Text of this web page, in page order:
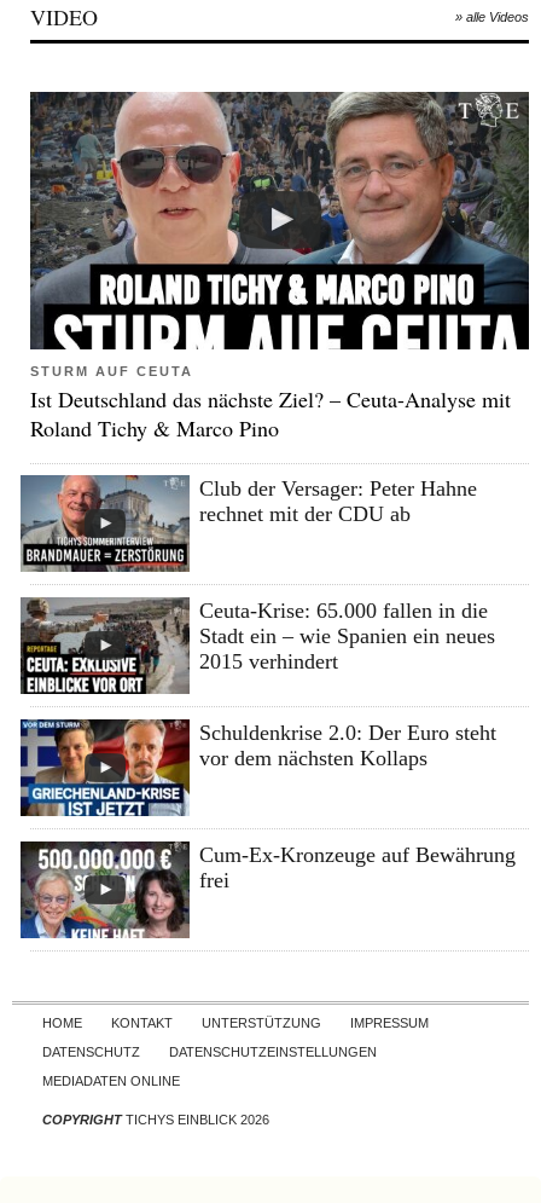
VIDEO » alle Videos
STURM AUF CEUTA
Ist Deutschland das nächste Ziel? – Ceuta-Analyse mit
Roland Tichy & Marco Pino
Club der Versager: Peter Hahne
rechnet mit der CDU ab
Ceuta-Krise: 65.000 fallen in die
Stadt ein – wie Spanien ein neues
2015 verhindert
Schuldenkrise 2.0: Der Euro steht
vor dem nächsten Kollaps
Cum-Ex-Kronzeuge auf Bewährung
frei
Skip to content
HOME KONTAKT UNTERSTÜTZUNG
IMPRESSUM
DATENSCHUTZ
DATENSCHUTZEINSTELLUNGEN
MEDIADATEN ONLINE
COPYRIGHTTICHYS EINBLICK 2026